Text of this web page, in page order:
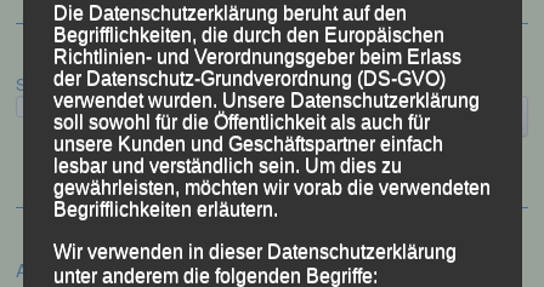
Suchen
Archiv
Die Datenschutzerklärung beruht auf den
Begrifflichkeiten, die durch den Europäischen
Richtlinien- und Verordnungsgeber beim Erlass
der Datenschutz-Grundverordnung (DS-GVO)
verwendet wurden. Unsere Datenschutzerklärung
soll sowohl für die Öffentlichkeit als auch für
unsere Kunden und Geschäftspartner einfach
lesbar und verständlich sein. Um dies zu
gewährleisten, möchten wir vorab die verwendeten
Begrifflichkeiten erläutern.
Wir verwenden in dieser Datenschutzerklärung
unter anderem die folgenden Begriffe: